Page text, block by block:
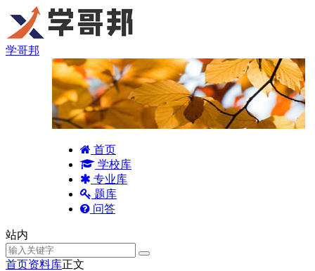
学哥邦
首页
学校库
专业库
题库
问答
站内
首页资料库正文